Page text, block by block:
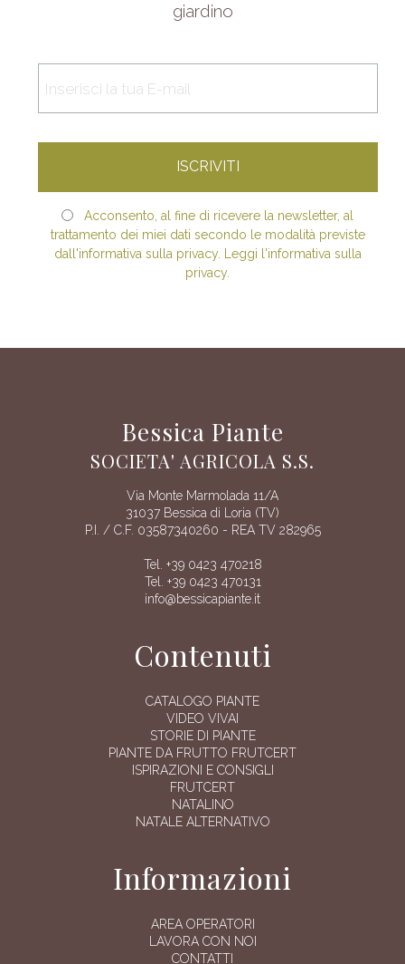
giardino
Acconsento, al fine di ricevere la newsletter, al
trattamento dei miei dati secondo le modalità previste
dall'informativa sulla privacy. Leggi l'informativa sulla
privacy.
Bessica Piante
SOCIETA' AGRICOLA S.S.
Via Monte Marmolada 11/A
31037 Bessica di Loria (TV)
P.I. / C.F. 03587340260 - REA TV 282965
Tel. +39 0423 470218
Tel. +39 0423 470131
info@bessicapiante.it
Contenuti
CATALOGO PIANTE
VIDEO VIVAI
STORIE DI PIANTE
PIANTE DA FRUTTO FRUTCERT
ISPIRAZIONI E CONSIGLI
FRUTCERT
NATALINO
NATALE ALTERNATIVO
Informazioni
AREA OPERATORI
LAVORA CON NOI
CONTATTI